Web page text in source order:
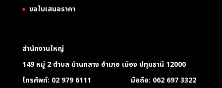
ขอใบเสนอราคา
สำนักงานใหญ่
149 หมู่ 2 ตำบล บ้านกลาง อำเภอ เมือง ปทุมธานี 12000
โทรศัพท์: 02 979 6111 มือถือ: 062 697 3322